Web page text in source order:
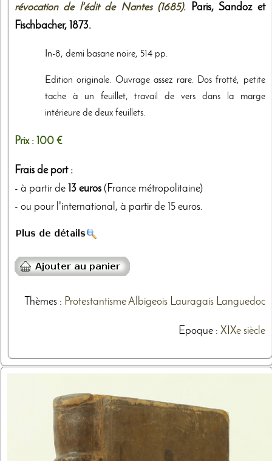
révocation de l'édit de Nantes (1685). Paris,Sandoz et
Fischbacher, 1873.
In-8, demi basane noire, 514 pp.
Edition originale. Ouvrage assez rare. Dos frotté, petite
tache à un feuillet, travail de vers dans la marge
intérieure de deux feuillets.
Prix : 100 €
Frais de port :
- à partir de 13 euros (France métropolitaine)
- ou pour l'international, à partir de 15 euros.
Thèmes: ProtestantismeAlbigeois Lauragais Languedoc
Epoque : XIXe siècle